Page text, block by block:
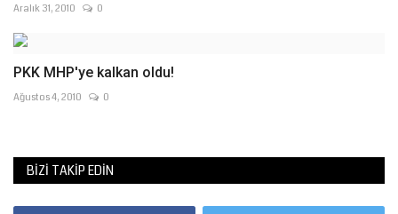
Aralık 31, 2010 0
PKK MHP'ye kalkan oldu!
Ağustos 4, 2010 0
BIZI TAKIP EDIN